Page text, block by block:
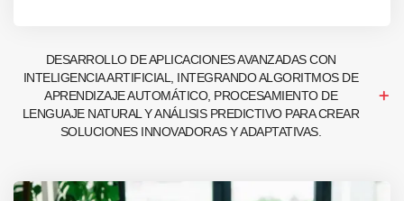
DESARROLLO DE APLICACIONES AVANZADAS CON
INTELIGENCIA ARTIFICIAL, INTEGRANDO ALGORITMOS DE
APRENDIZAJE AUTOMÁTICO, PROCESAMIENTO DE
LENGUAJE NATURAL Y ANÁLISIS PREDICTIVO PARA CREAR
SOLUCIONES INNOVADORAS Y ADAPTATIVAS.